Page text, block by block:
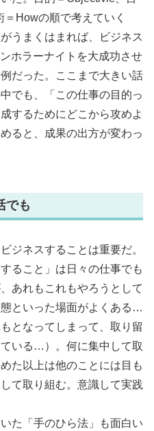
Howの順で考えていく
うまくはまれば、ビジネス
ホラーナイトを大成功させ
だった。ここまで大きい話
でも、「この仕事の目的っ
するためにどこから攻めよ
ると、成果の出方が変わっ
でも
ジネスすることは重要だ。
ること」は日々の仕事でも
あれもこれもやろうとして
といった場面がよくある…
となってしまって、取り留
いる…）。何に集中して取
た以上は他のことには目も
て取り組む。意識して実践
た「手のひら法」も面白い